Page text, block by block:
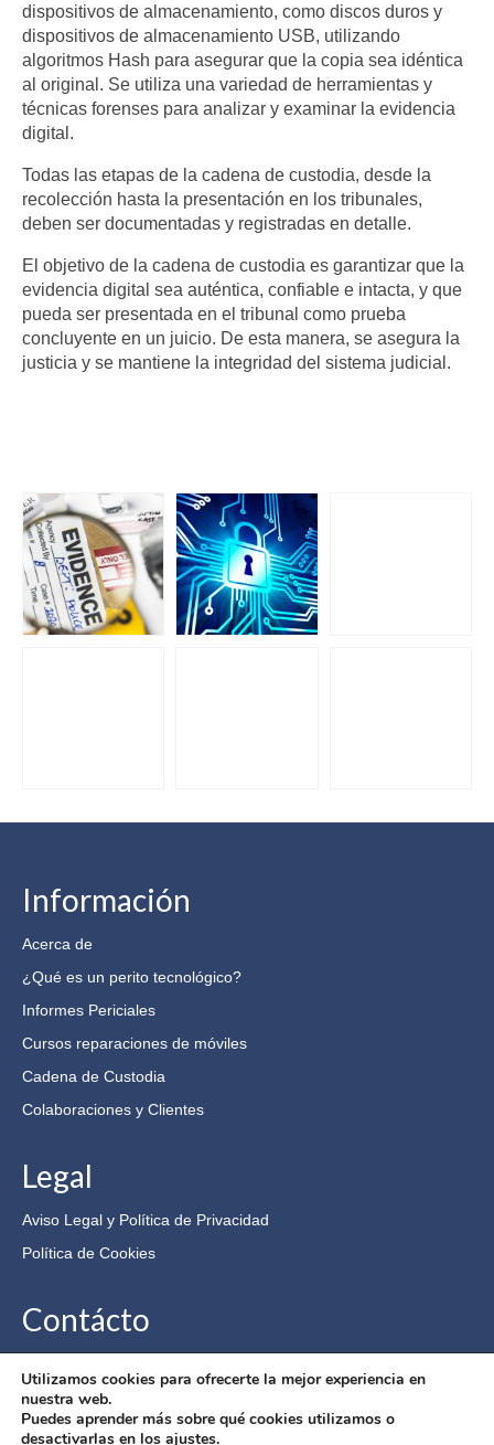
dispositivos de almacenamiento, como discos duros y
dispositivos de almacenamiento USB, utilizando
algoritmos Hash para asegurar que la copia sea idéntica
al original. Se utiliza una variedad de herramientas y
técnicas forenses para analizar y examinar la evidencia
digital.
Todas las etapas de la cadena de custodia, desde la
recolección hasta la presentación en los tribunales,
deben ser documentadas y registradas en detalle.
El objetivo de la cadena de custodia es garantizar que la
evidencia digital sea auténtica, confiable e intacta, y que
pueda ser presentada en el tribunal como prueba
concluyente en un juicio. De esta manera, se asegura la
justicia y se mantiene la integridad del sistema judicial.
Información
Acerca de
¿Qué es un perito tecnológico?
Informes Periciales
Cursos reparaciones de móviles
Cadena de Custodia
Colaboraciones y Clientes
Legal
Aviso Legal y Política de Privacidad
Política de Cookies
Contácto
@: info@cirkuitsforensiclab.es
Utilizamos cookies para ofrecerte la mejor experiencia en
nuestra web.
Puedes aprender más sobre qué cookies utilizamos o
desactivarlas en los ajustes.